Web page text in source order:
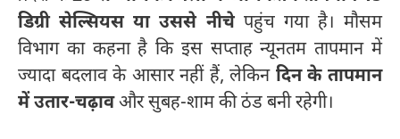
डिग्री सेल्सियस या उससे नीचेपहुंच गया है। मौसम
विभाग का कहना है कि इस सप्ताह न्यूनतम तापमान में
ज्यादा बदलाव के आसार नहीं हैं, लेकिन दिन के तापमान
में उतार-चढ़ावऔर सुबह-शाम की ठंड बनी रहेगी।